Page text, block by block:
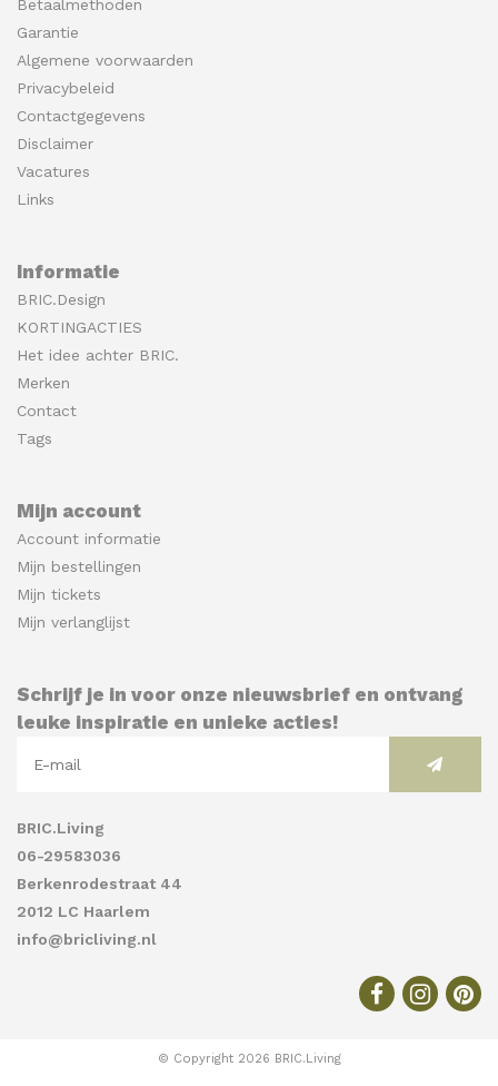
Betaalmethoden
Garantie
Algemene voorwaarden
Privacybeleid
Contactgegevens
Disclaimer
Vacatures
Links
Informatie
BRIC.Design
KORTINGACTIES
Het idee achter BRIC.
Merken
Contact
Tags
Mijn account
Account informatie
Mijn bestellingen
Mijn tickets
Mijn verlanglijst
Schrijf je in voor onze nieuwsbrief en ontvang
leuke inspiratie en unieke acties!
BRIC.Living
06-29583036
Berkenrodestraat 44
2012 LC Haarlem
info@bricliving.nl
© Copyright 2026 BRIC.Living